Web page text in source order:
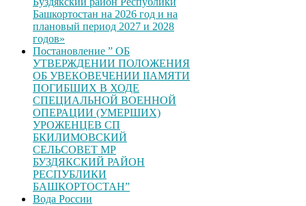
Башкортостан на 2026 год и на
плановый период 2027 и 2028
годов»
Постановление ” ОБ
УТВЕРЖДЕНИИ ПОЛОЖЕНИЯ
ОБ УВЕКОВЕЧЕНИИ ІІАМЯТИ
ПОГИБШИХ В ХОДЕ
СПЕЦИАЛЬНОЙ ВОЕННОЙ
ОПЕРАЦИИ (УМЕРШИХ)
УРОЖЕНЦЕВ CП
БКИЛИМОВСКИЙ
СЕЛЬСОВЕТ МР
БУЗДЯКСКИЙ РАЙОН
РЕСПУБЛИКИ
БАШКОРТОСТАН”
Вода России